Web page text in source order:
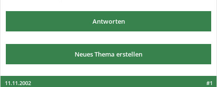
Antworten
Neues Thema erstellen
#1
11.11.2002